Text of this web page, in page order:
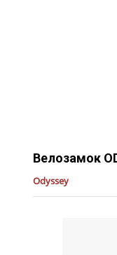
Велозамок
Odyssey